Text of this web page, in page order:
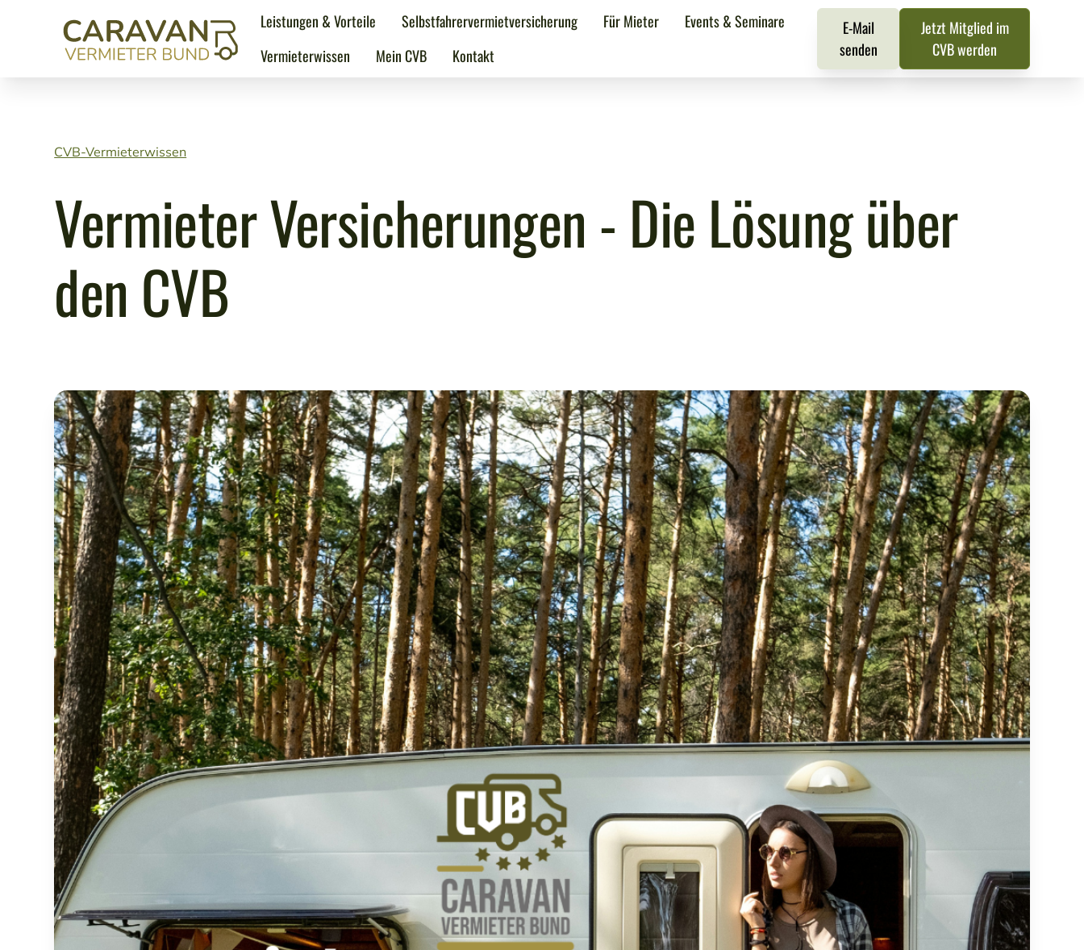
Leistungen & Vorteile Selbstfahrervermietversicherung Für Mieter
Events & Seminare
Vermieterwissen
Mein CVB Kontakt
E-Mail
senden
Jetzt Mitglied im
CVB werden
CVB-Vermieterwissen
Vermieter Versicherungen - Die Lösung über
den CVB